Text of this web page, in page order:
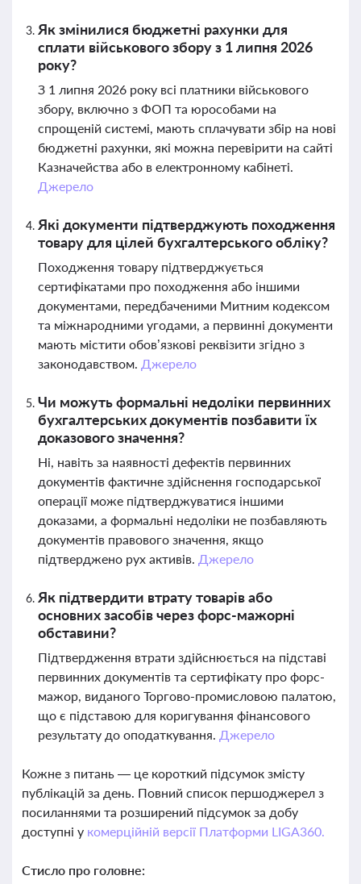
Як змінилися бюджетні рахунки для
сплати військового збору з 1 липня 2026
року?
З 1 липня 2026 року всі платники військового
збору, включно з ФОП та юрособами на
спрощеній системі, мають сплачувати збір на нові
бюджетні рахунки, які можна перевірити на сайті
Казначейства або в електронному кабінеті.
Джерело
Які документи підтверджують походження
товару для цілей бухгалтерського обліку?
Походження товару підтверджується
сертифікатами про походження або іншими
документами, передбаченими Митним кодексом
та міжнародними угодами, а первинні документи
мають містити обов’язкові реквізити згідно з
законодавством. Джерело
Чи можуть формальні недоліки первинних
бухгалтерських документів позбавити їх
доказового значення?
Ні, навіть за наявності дефектів первинних
документів фактичне здійснення господарської
операції може підтверджуватися іншими
доказами, а формальні недоліки не позбавляють
документів правового значення, якщо
підтверджено рух активів. Джерело
Як підтвердити втрату товарів або
основних засобів через форс-мажорні
обставини?
Підтвердження втрати здійснюється на підставі
первинних документів та сертифікату про форс-
мажор, виданого Торгово-промисловою палатою,
що є підставою для коригування фінансового
результату до оподаткування. Джерело
Кожне з питань — це короткий підсумок змісту
публікацій за день. Повний список першоджерел з
посиланнями та розширений підсумок за добу
доступні у комерційній версії Платформи LIGA360.
Стисло про головне: